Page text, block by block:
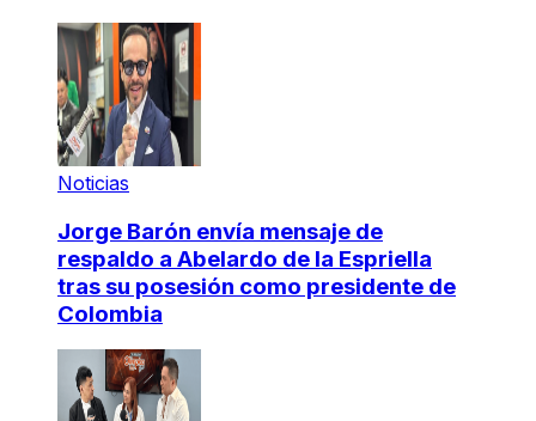
Noticias
Jorge Barón envía mensaje de
respaldo a Abelardo de la Espriella
tras su posesión como presidente de
Colombia